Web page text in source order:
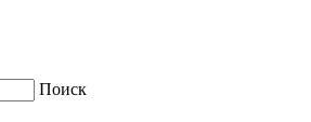
Поиск